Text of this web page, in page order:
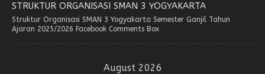
STRUKTUR ORGANISASI SMAN 3 YOGYAKARTA
Struktur Organisasi SMAN 3 Yogyakarta Semester Ganjil Tahun
Ajaran 2025/2026 Facebook Comments Box
August 2026